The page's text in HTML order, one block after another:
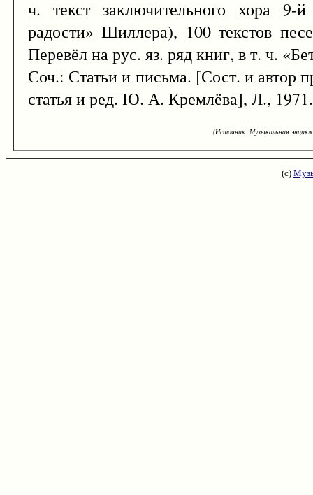
ч. текст заключительного хора
радости» Шиллера), 100 текстов
Перевёл на рус. яз. ряд книг, в т. ч.
Соч.: Статьи и письма. [Сост. и автор
статья и ред. Ю. А. Кремлёва], Л.,
(Источник: Музыкальная
(с)